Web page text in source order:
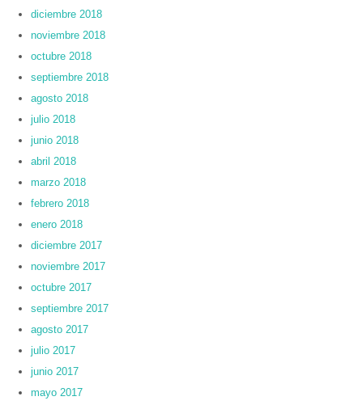
diciembre 2018
noviembre 2018
octubre 2018
septiembre 2018
agosto 2018
julio 2018
junio 2018
abril 2018
marzo 2018
febrero 2018
enero 2018
diciembre 2017
noviembre 2017
octubre 2017
septiembre 2017
agosto 2017
julio 2017
junio 2017
mayo 2017